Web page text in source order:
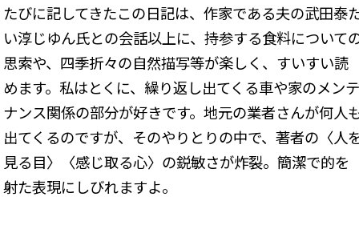
たびに記してきたこの日記は、作家である夫の武田泰
い淳じゆん氏との会話以上に、持参する食料について
思索や、四季折々の自然描写等が楽しく、すいすい読
めます。私はとくに、繰り返し出てくる車や家のメンテ
ナンス関係の部分が好きです。地元の業者さんが何人
出てくるのですが、そのやりとりの中で、著者の〈人
見る目〉〈感じ取る心〉の鋭敏さが炸裂。簡潔で的を
射た表現にしびれますよ。